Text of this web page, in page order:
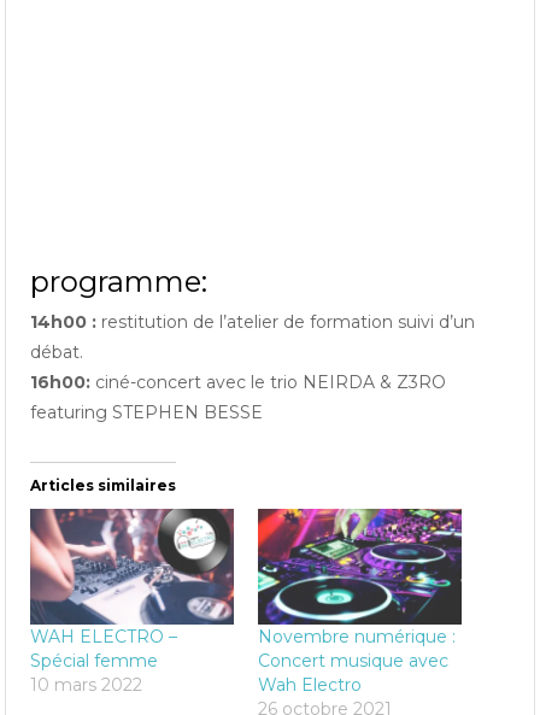
programme:
14h00 : restitution de l’atelier de formation suivi d’un
débat.
16h00: ciné-concert avec le trio NEIRDA & Z3RO
featuring STEPHEN BESSE
Articles similaires
WAH ELECTRO –
Spécial femme
10 mars 2022
Novembre numérique :
Concert musique avec
Wah Electro
26 octobre 2021